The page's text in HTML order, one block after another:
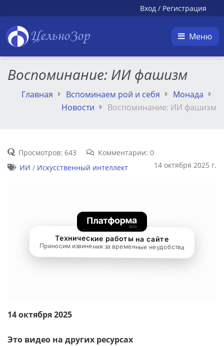
Вход / Регистрация
ЦельноЗор Меню
Воспоминание: ИИ фашизм
Главная Вспоминаем рой и себя
Монада
Новости
Воспоминание: ИИ фашизм
Просмотров: 643
Комментарии: 0
14 октября 2025 г.
ИИ / Искусственный интеллект
14 октября 2025
Это видео на других ресурсах